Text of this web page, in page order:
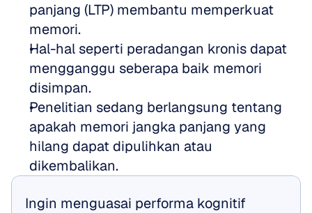
panjang (LTP) membantu memperkuat
memori.
Hal-hal seperti peradangan kronis dapat
mengganggu seberapa baik memori
disimpan.
Penelitian sedang berlangsung tentang
apakah memori jangka panjang yang
hilang dapat dipulihkan atau
dikembalikan.
Ingin menguasai performa kognitif